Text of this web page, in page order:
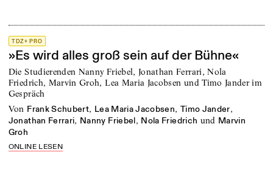
TDZ+ PRO
»Es wird alles groß sein auf der Bühne«
Die Studierenden Nanny Friebel, Jonathan Ferrari, Nola
Friedrich, Marvin Groh, Lea Maria Jacobsen und Timo Jander im
Gespräch
von Frank Schubert, Lea Maria Jacobsen, Timo Jander,
Jonathan Ferrari, Nanny Friebel, Nola Friedrich und Marvin
Groh
ONLINE LESEN